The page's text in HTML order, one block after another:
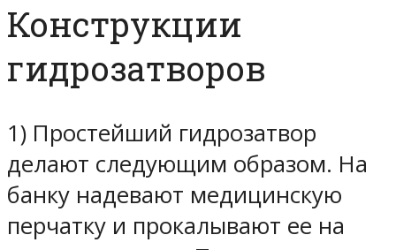
Конструкции
гидрозатворов
1) Простейший гидрозатвор
делают следующим образом. На
банку надевают медицинскую
перчатку и прокалывают ее на